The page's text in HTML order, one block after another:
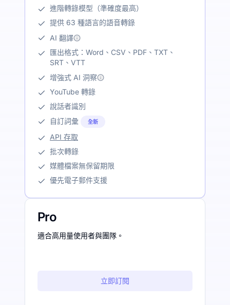
進階轉錄模型（準確度最高）
提供 63 種語言的語音轉錄
AI 翻譯
匯出格式：Word、CSV、PDF、TXT、
SRT、VTT
增強式 AI 洞察
YouTube 轉錄
說話者識別
自訂詞彙
全新
API 存取
批次轉錄
媒體檔案無保留期限
優先電子郵件支援
Pro
適合高用量使用者與團隊。
立即訂閱